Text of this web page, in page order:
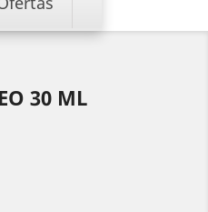
30 ML